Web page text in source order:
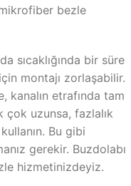
bezle
sıcaklığında bir süre
montajı zorlaşabilir.
kanalın etrafında tam
çok uzunsa, fazlalık
Bu gibi
gerekir. Buzdolabı
hizmetinizdeyiz.